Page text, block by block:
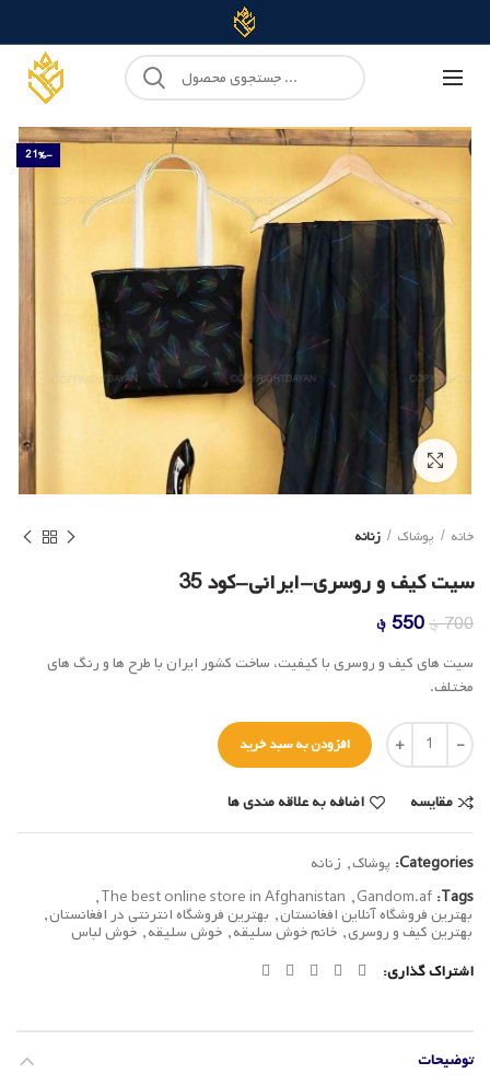
-21%
Click to enlarge
خانه پوشاک زنانه
سیت کیف و روسری-ایرانی-کود 35
700؋قیمت
700 ؋
550؋
550 ؋
سیت های کیف و روسری با کیفیت، ساخت کشور ایران با طرح ها و رنگ های
مختلف.
تعداد
افزودن به سبد خرید
مقایسه اضافه به علاقه مندی ها
Categories: پوشاک, زنانه
Tags:
Gandom.af
,
The best online store in Afghanistan
,
بهترین فروشگاه آنلاین افغانستان, بهترین فروشگاه انترنتی در افغانستان,
بهترین کیف و روسری, خانم خوش سلیقه, خوش سلیقه, خوش لباس
اشتراک گذاری
توضیحات